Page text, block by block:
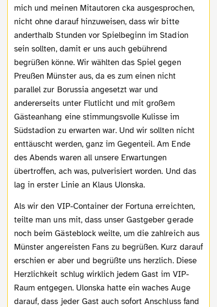
mich und meinen Mitautoren cka ausgesprochen,
nicht ohne darauf hinzuweisen, dass wir bitte
anderthalb Stunden vor Spielbeginn im Stadion
sein sollten, damit er uns auch gebührend
begrüßen könne. Wir wählten das Spiel gegen
Preußen Münster aus, da es zum einen nicht
parallel zur Borussia angesetzt war und
andererseits unter Flutlicht und mit großem
Gästeanhang eine stimmungsvolle Kulisse im
Südstadion zu erwarten war. Und wir sollten nicht
enttäuscht werden, ganz im Gegenteil. Am Ende
des Abends waren all unsere Erwartungen
übertroffen, ach was, pulverisiert worden. Und das
lag in erster Linie an Klaus Ulonska.
Als wir den VIP-Container der Fortuna erreichten,
teilte man uns mit, dass unser Gastgeber gerade
noch beim Gästeblock weilte, um die zahlreich aus
Münster angereisten Fans zu begrüßen. Kurz darauf
erschien er aber und begrüßte uns herzlich. Diese
Herzlichkeit schlug wirklich jedem Gast im VIP-
Raum entgegen. Ulonska hatte ein waches Auge
darauf, dass jeder Gast auch sofort Anschluss fand